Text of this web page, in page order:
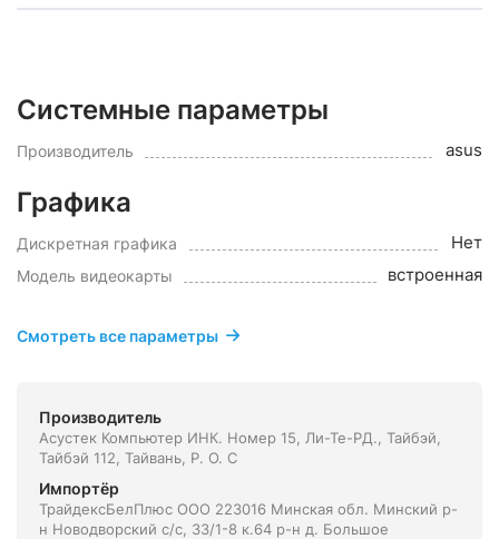
Системные параметры
Производитель asus
Графика
Дискретная графика Нет
Модель видеокарты встроенная
Смотреть все параметры
Производитель
Асустек Компьютер ИНК. Номер 15, Ли-Те-РД., Тайбэй,
Тайбэй 112, Тайвань, Р. О. С
Импортёр
ТрайдексБелПлюс ООО 223016 Минская обл. Минский р-
н Новодворский с/с, 33/1-8 к.64 р-н д. Большое